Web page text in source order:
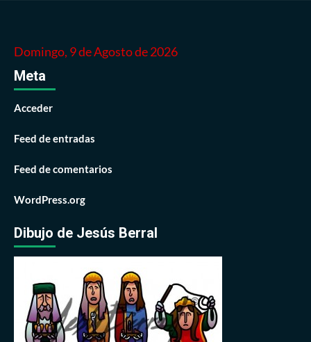
Domingo, 9 de Agosto de 2026
Meta
Acceder
Feed de entradas
Feed de comentarios
WordPress.org
Dibujo de Jesús Berral